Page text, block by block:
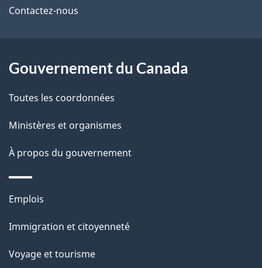
s
e
l
a
p
a
g
e
ce
Contactez-nous
Gouvernement du Canada
Toutes les coordonnées
Ministères et organismes
À propos du gouvernement
Thèmes
sujets
Emplois
Immigration et citoyenneté
Voyage et tourisme